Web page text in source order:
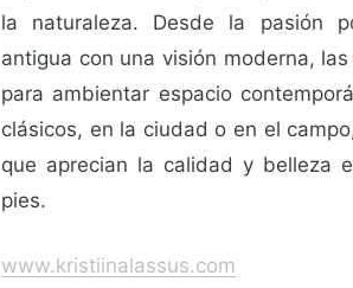
la naturaleza. Desde la pasión
antigua con una visión moderna,
para ambientar espacio
clásicos, en la ciudad o en el
que aprecian la calidad y belleza
pies.
www.kristiinalassus.com